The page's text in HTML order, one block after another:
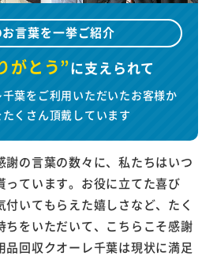
言葉を一挙ご紹介
がとう”に支えられて
葉をご利用いただいたお客様か
くさん頂戴しています
謝の言葉の数々に、私たちはいつ
っています。お役に立てた喜び
付いてもらえた嬉しさなど、たく
ちをいただいて、こちらこそ感謝
品回収クオーレ千葉は現状に満足